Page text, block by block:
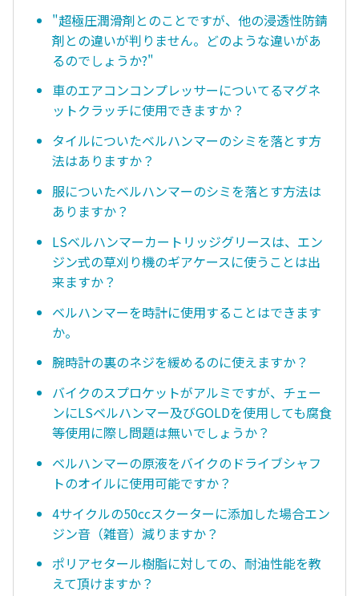
"超極圧潤滑剤とのことですが、他の浸透性防錆
剤との違いが判りません。どのような違いがあ
るのでしょうか?"
車のエアコンコンプレッサーについてるマグネ
ットクラッチに使用できますか？
タイルについたベルハンマーのシミを落とす方
法はありますか？
服についたベルハンマーのシミを落とす方法は
ありますか？
LSベルハンマーカートリッジグリースは、エン
ジン式の草刈り機のギアケースに使うことは出
来ますか？
ベルハンマーを時計に使用することはできます
か。
腕時計の裏のネジを緩めるのに使えますか？
バイクのスプロケットがアルミですが、チェー
ンにLSベルハンマー及びGOLDを使用しても腐食
等使用に際し問題は無いでしょうか？
ベルハンマーの原液をバイクのドライブシャフ
トのオイルに使用可能ですか？
4サイクルの50ccスクーターに添加した場合エン
ジン音（雑音）減りますか？
ポリアセタール樹脂に対しての、耐油性能を教
えて頂けますか？